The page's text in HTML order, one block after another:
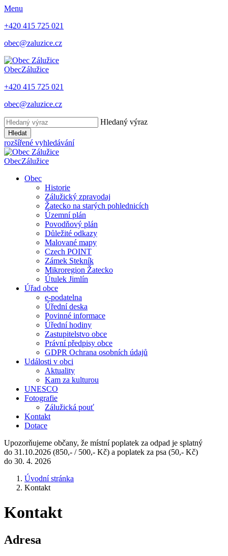
Menu
+420 415 725 021
obec@zaluzice.cz
ObecZálužice
+420 415 725 021
obec@zaluzice.cz
Hledaný výraz
Hledat
rozšířené vyhledávání
ObecZálužice
Obec
Historie
Zálužický zpravodaj
Žatecko na starých pohlednicích
Územní plán
Povodňový plán
Důležité odkazy
Malované mapy
Czech POINT
Zámek Stekník
Mikroregion Žatecko
Útulek Jimlín
Úřad obce
e-podatelna
Úřední deska
Povinné informace
Úřední hodiny
Zastupitelstvo obce
Právní předpisy obce
GDPR Ochrana osobních údajů
Události v obci
Aktuality
Kam za kulturou
UNESCO
Fotografie
Zálužická pouť
Kontakt
Dotace
Upozorňujeme občany, že místní poplatek za odpad je splatný
do 31.10.2026 (850,- / 500,- Kč) a poplatek za psa (50,- Kč)
do 30. 4. 2026
Úvodní stránka
Kontakt
Kontakt
Adresa